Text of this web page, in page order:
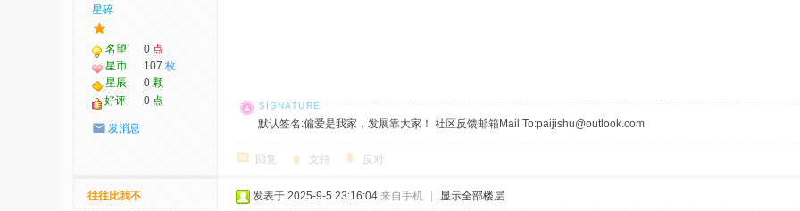
星碎
名望 0 点
星币
107 枚
星辰
0 颗
好评
0 点
发消息 默认签名:偏爱是我家，发展靠大家！ 社区反馈邮箱Mail To:paijishu@outlook.com
回复 支持 反对
往往比我不 发表于 2025-9-5 23:16:04 来自手机 显示全部楼层